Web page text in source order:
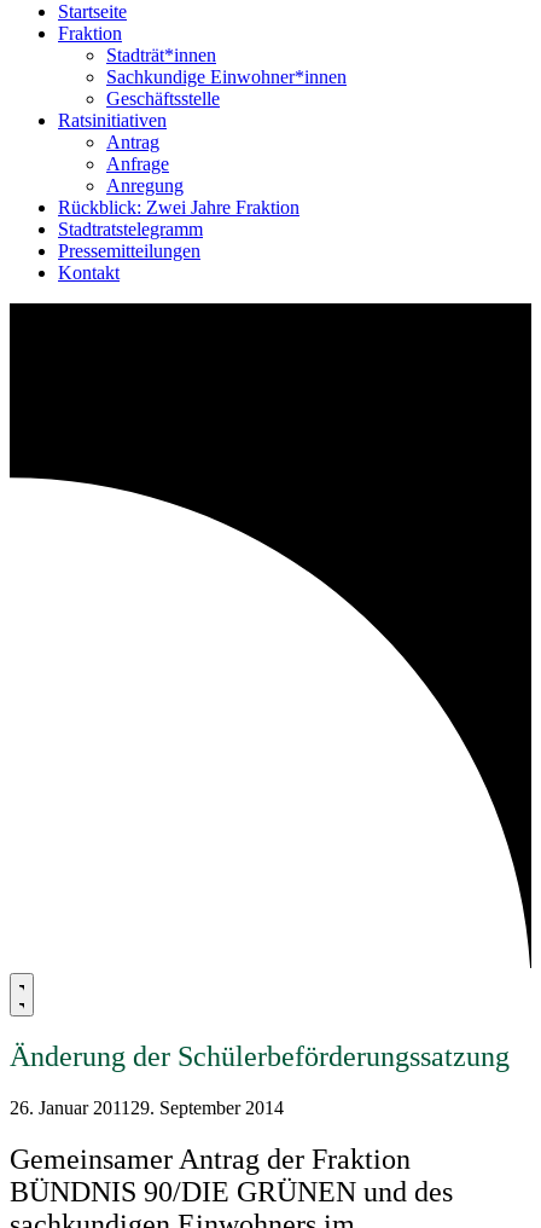
Startseite
Fraktion
Stadträt*innen
Sachkundige Einwohner*innen
Geschäftsstelle
Ratsinitiativen
Antrag
Anfrage
Anregung
Rückblick: Zwei Jahre Fraktion
Stadtratstelegramm
Pressemitteilungen
Kontakt
Änderung der Schülerbeförderungssatzung
26. Januar 2011 29. September 2014
Gemeinsamer Antrag der Fraktion
BÜNDNIS 90/DIE GRÜNEN und des